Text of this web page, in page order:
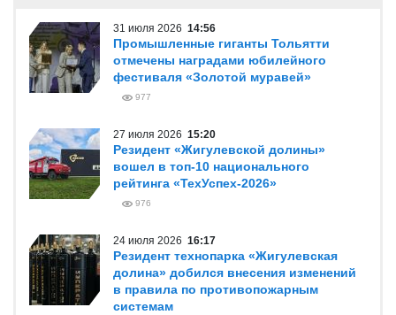
31 июля 2026 14:56
Промышленные гиганты Тольятти
отмечены наградами юбилейного
фестиваля «Золотой муравей»
977
27 июля 2026 15:20
Резидент «Жигулевской долины»
вошел в топ-10 национального
рейтинга «ТехУспех-2026»
976
24 июля 2026 16:17
Резидент технопарка «Жигулевская
долина» добился внесения изменений
в правила по противопожарным
системам